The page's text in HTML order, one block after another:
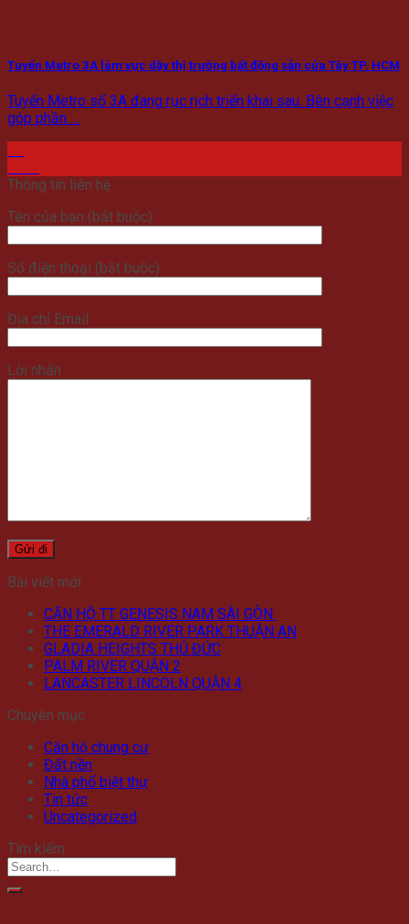
Tuyến Metro 3A làm vực dậy thị trường bất động sản cửa Tây TP. HCM
Tuyến Metro số 3A đang rục rịch triển khai sau. Bên cạnh việc
góp phần.....
Thông tin liên hệ
Tên của bạn (bắt buộc)
Số điện thoại (bắt buộc)
Địa chỉ Email
Lời nhắn
Bài viết mới
CĂN HỘ TT GENESIS NAM SÀI GÒN
THE EMERALD RIVER PARK THUẬN AN
GLADIA HEIGHTS THỦ ĐỨC
PALM RIVER QUẬN 2
LANCASTER LINCOLN QUẬN 4
Chuyên mục
Căn hộ chung cư
Đất nền
Nhà phố biệt thự
Tin tức
Uncategorized
Tìm kiếm